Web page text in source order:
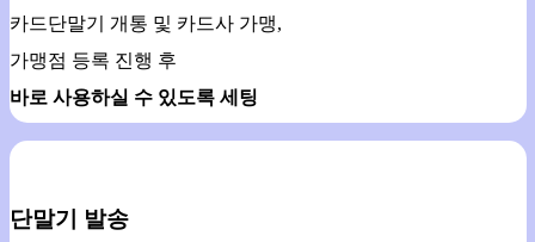
카드단말기 개통 및 카드사 가맹,
가맹점 등록 진행 후
바로 사용하실 수 있도록 세팅
단말기 발송